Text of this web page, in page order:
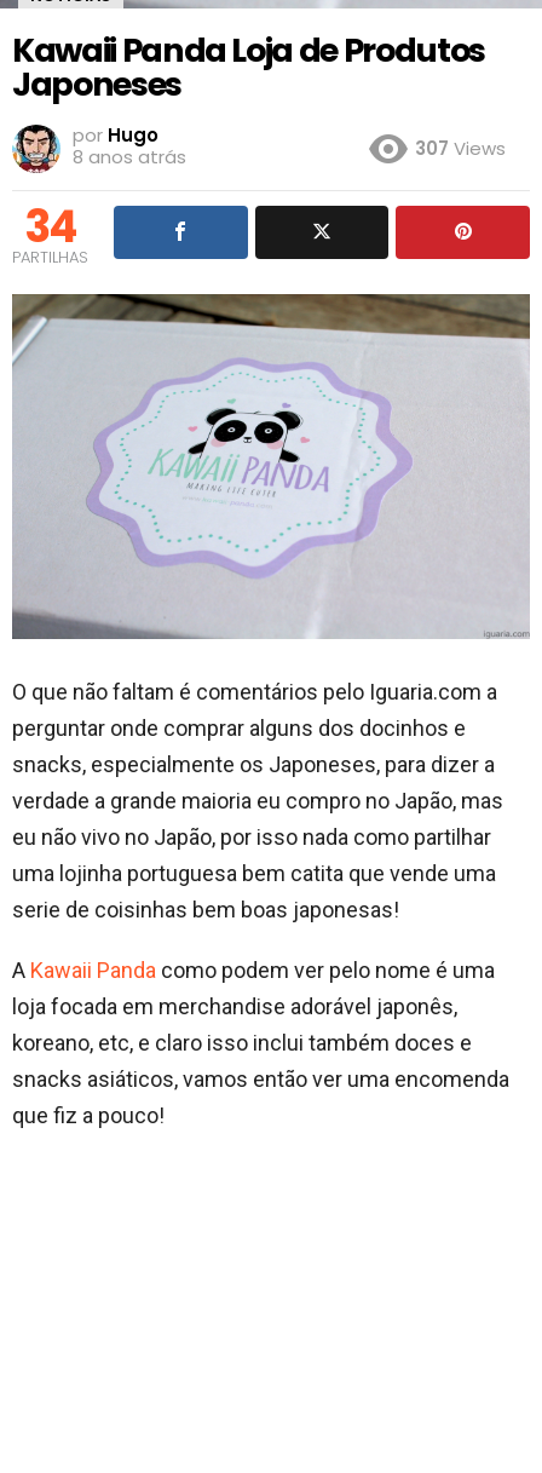
Kawaii Panda Loja de Produtos
Japoneses
por Hugo
8 anos atrás
307 Views
34
PARTILHAS
O que não faltam é comentários pelo Iguaria.com a
perguntar onde comprar alguns dos docinhos e
snacks, especialmente os Japoneses, para dizer a
verdade a grande maioria eu compro no Japão, mas
eu não vivo no Japão, por isso nada como partilhar
uma lojinha portuguesa bem catita que vende uma
serie de coisinhas bem boas japonesas!
A Kawaii Panda como podem ver pelo nome é uma
loja focada em merchandise adorável japonês,
koreano, etc, e claro isso inclui também doces e
snacks asiáticos, vamos então ver uma encomenda
que fiz a pouco!